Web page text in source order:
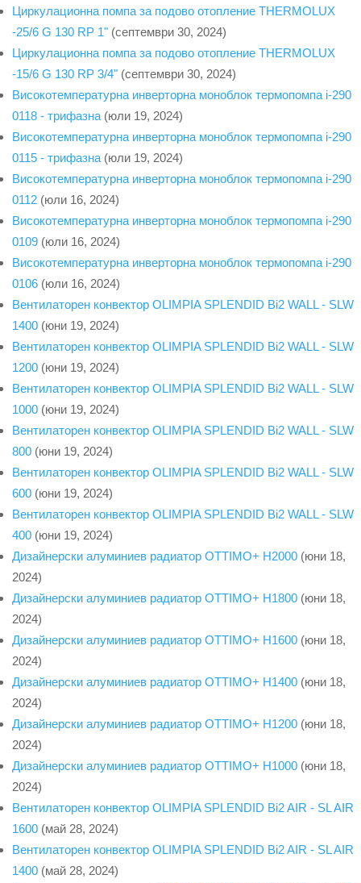
Циркулационна помпа за подово отопление THERMOLUX
-25/6 G 130 RP 1" (септември 30, 2024)
Циркулационна помпа за подово отопление THERMOLUX
-15/6 G 130 RP 3/4" (септември 30, 2024)
Високотемпературна инверторна моноблок термопомпа i-290
0118 - трифазна (юли 19, 2024)
Високотемпературна инверторна моноблок термопомпа i-290
0115 - трифазна (юли 19, 2024)
Високотемпературна инверторна моноблок термопомпа i-290
0112 (юли 16, 2024)
Високотемпературна инверторна моноблок термопомпа i-290
0109 (юли 16, 2024)
Високотемпературна инверторна моноблок термопомпа i-290
0106 (юли 16, 2024)
Вентилаторен конвектор OLIMPIA SPLENDID Bi2 WALL - SLW
1400 (юни 19, 2024)
Вентилаторен конвектор OLIMPIA SPLENDID Bi2 WALL - SLW
1200 (юни 19, 2024)
Вентилаторен конвектор OLIMPIA SPLENDID Bi2 WALL - SLW
1000 (юни 19, 2024)
Вентилаторен конвектор OLIMPIA SPLENDID Bi2 WALL - SLW
800 (юни 19, 2024)
Вентилаторен конвектор OLIMPIA SPLENDID Bi2 WALL - SLW
600 (юни 19, 2024)
Вентилаторен конвектор OLIMPIA SPLENDID Bi2 WALL - SLW
400 (юни 19, 2024)
Дизайнерски алуминиев радиатор OTTIMO+ H2000 (юни 18,
2024)
Дизайнерски алуминиев радиатор OTTIMO+ H1800 (юни 18,
2024)
Дизайнерски алуминиев радиатор OTTIMO+ H1600 (юни 18,
2024)
Дизайнерски алуминиев радиатор OTTIMO+ H1400 (юни 18,
2024)
Дизайнерски алуминиев радиатор OTTIMO+ H1200 (юни 18,
2024)
Дизайнерски алуминиев радиатор OTTIMO+ H1000 (юни 18,
2024)
Вентилаторен конвектор OLIMPIA SPLENDID Bi2 AIR - SL AIR
1600 (май 28, 2024)
Вентилаторен конвектор OLIMPIA SPLENDID Bi2 AIR - SL AIR
1400 (май 28, 2024)